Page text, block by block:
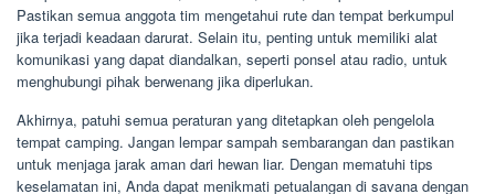
Pastikan semua anggota tim mengetahui rute dan tempat berkumpul
jika terjadi keadaan darurat. Selain itu, penting untuk memiliki alat
komunikasi yang dapat diandalkan, seperti ponsel atau radio, untuk
menghubungi pihak berwenang jika diperlukan.
Akhirnya, patuhi semua peraturan yang ditetapkan oleh pengelola
tempat camping. Jangan lempar sampah sembarangan dan pastikan
untuk menjaga jarak aman dari hewan liar. Dengan mematuhi tips
keselamatan ini, Anda dapat menikmati petualangan di savana dengan